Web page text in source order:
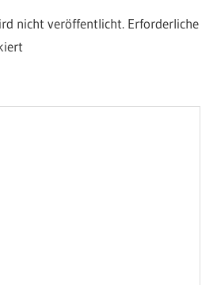
nicht veröffentlicht. Erforderliche